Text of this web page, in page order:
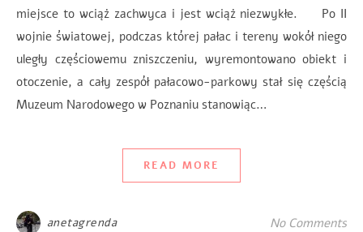
miejsce to wciąż zachwyca i jest wciąż niezwykłe. Po II
wojnie światowej, podczas której pałac i tereny wokół niego
uległy częściowemu zniszczeniu, wyremontowano obiekt i
otoczenie, a cały zespół pałacowo-parkowy stał się częścią
Muzeum Narodowego w Poznaniu stanowiąc…
READ MORE
anetagrenda No Comments